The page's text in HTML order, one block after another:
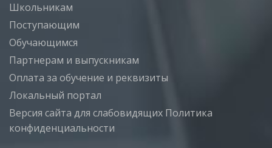
Школьникам
Поступающим
Обучающимся
Партнерам и выпускникам
Оплата за обучение и реквизиты
Локальный портал
Версия сайта для слабовидящих Политика
конфиденциальности